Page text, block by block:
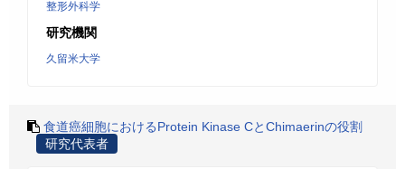
整形外科学
研究機関
久留米大学
食道癌細胞におけるProtein Kinase CとChimaerinの役割
研究代表者